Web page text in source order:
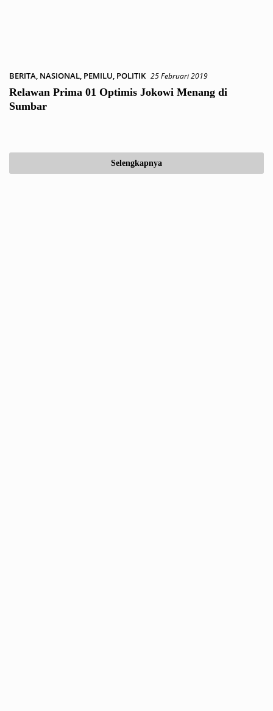
BERITA, NASIONAL, PEMILU, POLITIK 25 Februari 2019
Relawan Prima 01 Optimis Jokowi Menang di
Sumbar
Selengkapnya